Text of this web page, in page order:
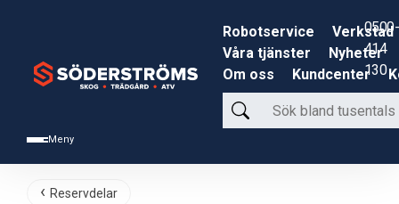
Meny
Robotservice
Verkstad
Våra tjänster
Nyheter
Om oss
Kundcenter
Sök
bland
produkter
0500-
414
130
Reservdelar